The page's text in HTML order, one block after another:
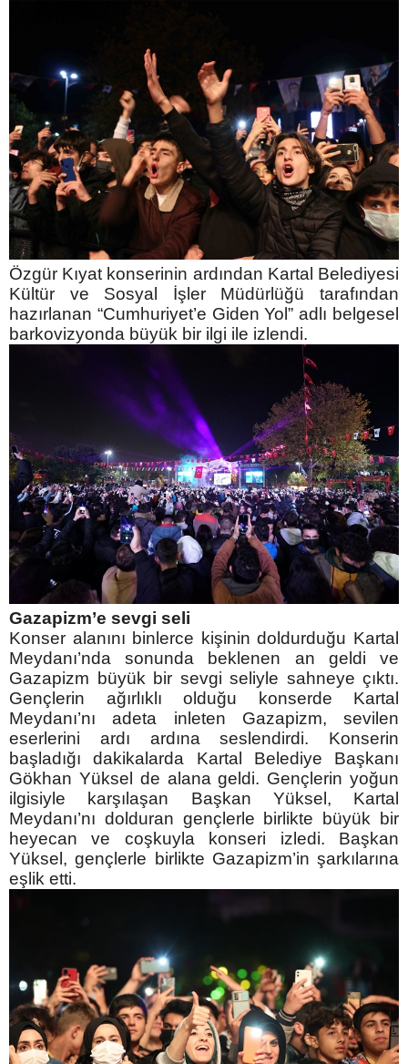
Özgür Kıyat konserinin ardından Kartal Belediyesi
Kültür ve Sosyal İşler Müdürlüğü tarafından
hazırlanan “Cumhuriyet’e Giden Yol” adlı belgesel
barkovizyonda büyük bir ilgi ile izlendi.
Gazapizm’e sevgi seli
Konser alanını binlerce kişinin doldurduğu Kartal
Meydanı’nda sonunda beklenen an geldi ve
Gazapizm büyük bir sevgi seliyle sahneye çıktı.
Gençlerin ağırlıklı olduğu konserde Kartal
Meydanı’nı adeta inleten Gazapizm, sevilen
eserlerini ardı ardına seslendirdi. Konserin
başladığı dakikalarda Kartal Belediye Başkanı
Gökhan Yüksel de alana geldi. Gençlerin yoğun
ilgisiyle karşılaşan Başkan Yüksel, Kartal
Meydanı’nı dolduran gençlerle birlikte büyük bir
heyecan ve coşkuyla konseri izledi. Başkan
Yüksel, gençlerle birlikte Gazapizm’in şarkılarına
eşlik etti.